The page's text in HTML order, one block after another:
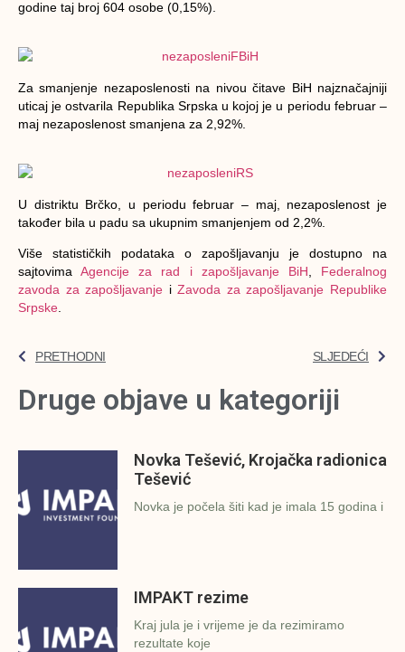
godine taj broj 604 osobe (0,15%).
Za smanjenje nezaposlenosti na nivou čitave BiH najznačajniji
uticaj je ostvarila Republika Srpska u kojoj je u periodu februar –
maj nezaposlenost smanjena za 2,92%.
U distriktu Brčko, u periodu februar – maj, nezaposlenost je
također bila u padu sa ukupnim smanjenjem od 2,2%.
Više statističkih podataka o zapošljavanju je dostupno na
sajtovimaAgencije za rad i zapošljavanje BiH
Federalnog
zavoda za zapošljavanje iZavoda za zapošljavanje Republike
Srpske
PRETHODNI SLJEDEĆI
Druge objave u kategoriji
Novka Tešević, Krojačka radionica
Tešević
Novka je počela šiti kad je imala 15 godina i
IMPAKT rezime
Kraj jula je i vrijeme je da rezimiramo
rezultate koje